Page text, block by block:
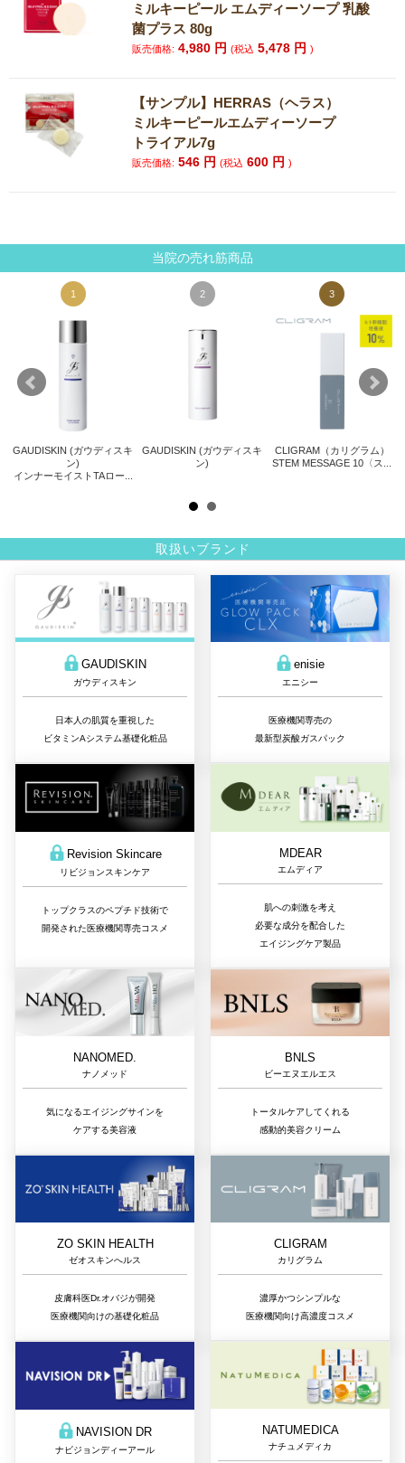
ミルキーピール エムディーソープ 乳酸
菌プラス 80g
販売価格: 4,980 円(税込 5,478 円)
【サンプル】HERRAS（ヘラス）
ミルキーピールエムディーソープ
トライアル7g
販売価格: 546 円(税込 600 円)
当院の売れ筋商品
1
GAUDISKIN (ガウディスキ
ン)
インナーモイストTAロー...
2
GAUDISKIN (ガウディスキ
ン)
3
CLIGRAM（カリグラム）
STEM MESSAGE 10〈ス...
取扱いブランド
GAUDISKIN
ガウディスキン
日本人の肌質を重視した
ビタミンAシステム基礎化粧品
enisie
エニシー
医療機関専売の
最新型炭酸ガスパック
Revision Skincare
リビジョンスキンケア
トップクラスのペプチド技術で
開発された医療機関専売コスメ
MDEAR
エムディア
肌への刺激を考え
必要な成分を配合した
エイジングケア製品
NANOMED.
ナノメッド
気になるエイジングサインを
ケアする美容液
BNLS
ビーエヌエルエス
トータルケアしてくれる
感動的美容クリーム
ZO SKIN HEALTH
ゼオスキンへルス
皮膚科医Dr.オバジが開発
医療機関向けの基礎化粧品
CLIGRAM
カリグラム
濃厚かつシンプルな
医療機関向け高濃度コスメ
NAVISION DR
ナビジョンディーアール
NATUMEDICA
ナチュメディカ